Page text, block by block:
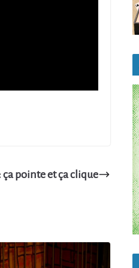
ça pointe et ça clique